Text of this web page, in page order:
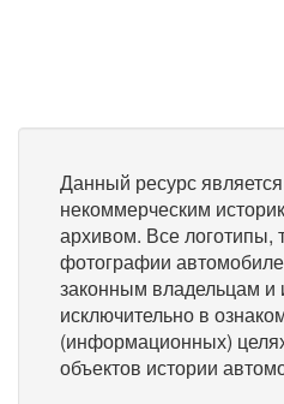
Данный ресурс
некоммерческим
архивом. Все логотипы,
фотографии
законным владельцам и
исключительно в
(информационных)
объектов истории